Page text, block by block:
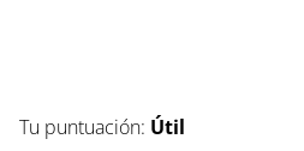
Tu puntuación: Útil